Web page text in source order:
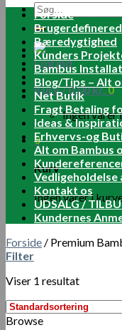
Søg
efter:
Log ind
Kurv /0.00kr.0
Ingen varer
0
Kurv
Ingen varer i
Forside
Bæredygtighed
Kunders
Bambus
Blog/Tips – Alt
Net Butik
Fragt Betaling
Ideas &
Erhvervs-og
Alt om Bambus
Vedligeholdelse
Kontakt os
UDSALG /
Kundernes
Forside / Premium
Filter
Viser 1 resultat
Browse